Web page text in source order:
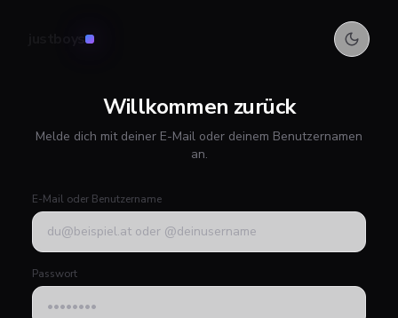
Willkommen zurück
Melde dich mit deiner E-Mail oder deinem Benutzernamen
an.
E-Mail oder Benutzername
Passwort